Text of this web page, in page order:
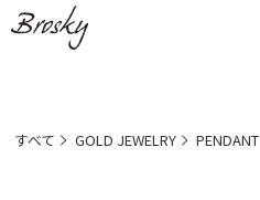
すべて GOLD JEWELRY PENDANT